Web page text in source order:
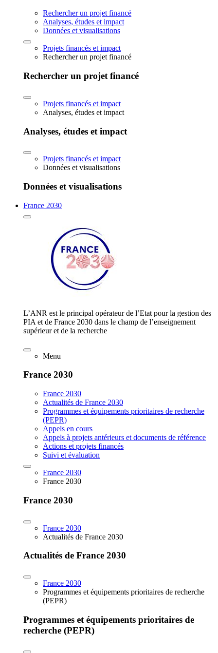
Rechercher un projet financé
Analyses, études et impact
Données et visualisations
Projets financés et impact
Rechercher un projet financé
Rechercher un projet financé
Projets financés et impact
Analyses, études et impact
Analyses, études et impact
Projets financés et impact
Données et visualisations
Données et visualisations
France 2030
L’ANR est le principal opérateur de l’Etat pour la gestion des
PIA et de France 2030 dans le champ de l’enseignement
supérieur et de la recherche
Menu
France 2030
France 2030
Actualités de France 2030
Programmes et équipements prioritaires de recherche
(PEPR)
Appels en cours
Appels à projets antérieurs et documents de référence
Actions et projets financés
Suivi et évaluation
France 2030
France 2030
France 2030
France 2030
Actualités de France 2030
Actualités de France 2030
France 2030
Programmes et équipements prioritaires de recherche
(PEPR)
Programmes et équipements prioritaires de
recherche (PEPR)